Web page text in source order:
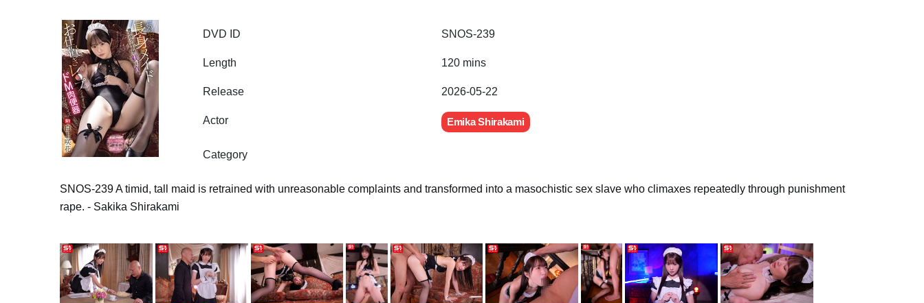
DVD ID SNOS-239
Length 120 mins
Release 2026-05-22
Actor Emika Shirakami
Category
SNOS-239 A timid, tall maid is retrained with unreasonable complaints and transformed into a masochistic sex slave who climaxes repeatedly through punishment
rape. - Sakika Shirakami